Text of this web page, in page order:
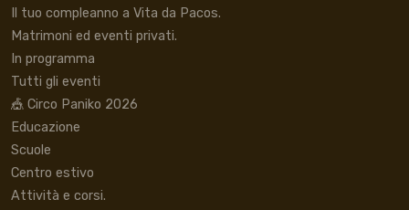
Il tuo compleanno a Vita da Pacos.
Matrimoni ed eventi privati.
In programma
Tutti gli eventi
🎪 Circo Paniko 2026
Educazione
Scuole
Centro estivo
Attività e corsi.